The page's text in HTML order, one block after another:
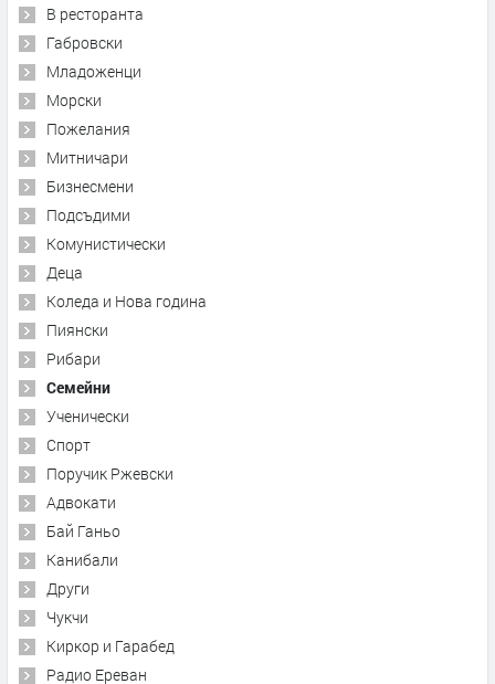
В ресторанта
Габровски
Младоженци
Морски
Пожелания
Митничари
Бизнесмени
Подсъдими
Комунистически
Деца
Коледа и Нова година
Пиянски
Рибари
Семейни
Ученически
Спорт
Поручик Ржевски
Адвокати
Бай Ганьо
Канибали
Други
Чукчи
Киркор и Гарабед
Радио Ереван